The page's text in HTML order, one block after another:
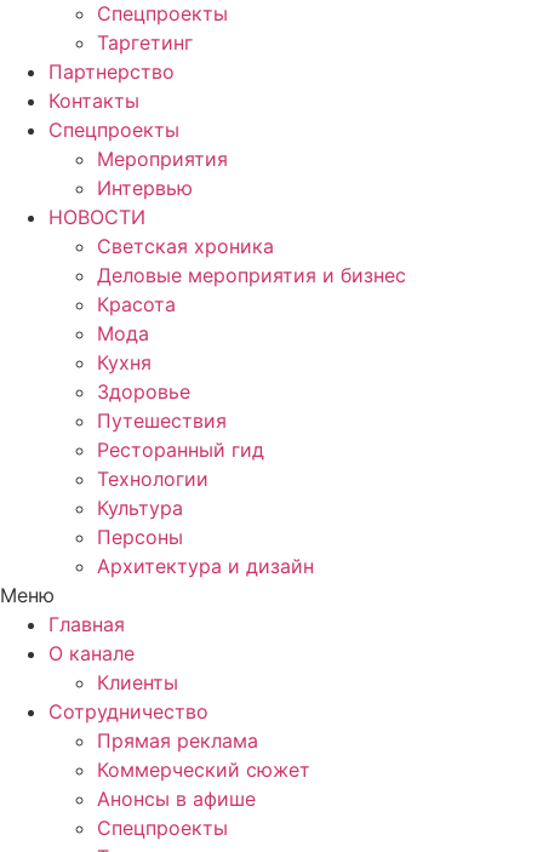
Cпецпроекты
Таргетинг
Партнерство
Контакты
Спецпроекты
Мероприятия
Интервью
НОВОСТИ
Светская хроника
Деловые мероприятия и бизнес
Красота
Мода
Кухня
Здоровье
Путешествия
Ресторанный гид
Технологии
Культура
Персоны
Архитектура и дизайн
Меню
Главная
О канале
Клиенты
Сотрудничество
Прямая реклама
Коммерческий сюжет
Анонсы в афише
Cпецпроекты